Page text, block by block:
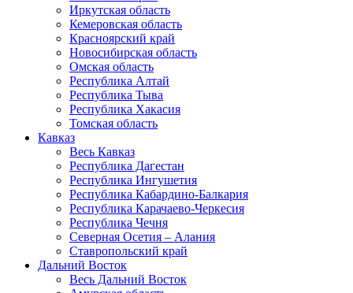
Иркутская область
Кемеровская область
Красноярский край
Новосибирская область
Омская область
Республика Алтай
Республика Тыва
Республика Хакасия
Томская область
Кавказ
Весь Кавказ
Республика Дагестан
Республика Ингушетия
Республика Кабардино-Балкария
Республика Карачаево-Черкесия
Республика Чечня
Северная Осетия – Алания
Ставропольский край
Дальний Восток
Весь Дальний Восток